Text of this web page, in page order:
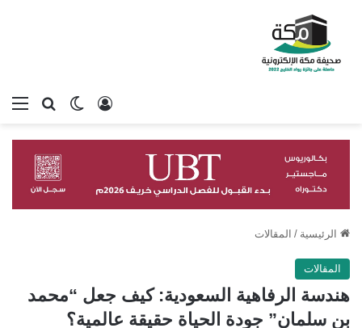
بحثالوضع
تسجيل الدخول
الرئيسية / المقالات
المقالات
هندسة الرفاهية السعودية: كيف جعل “محمد
بن سلمان” جودة الحياة حقيقة عالمية؟